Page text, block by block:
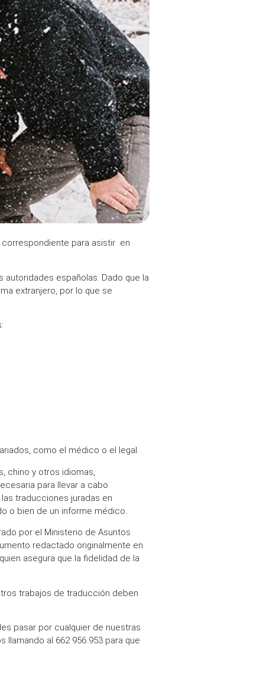
correspondiente para asistir en
españolas. Dado que la
extranjero, por lo que se
como el médico o el legal.
chino y otros idiomas,
para llevar a cabo
traducciones juradas en
o bien de un informe médico.
por el Ministerio de Asuntos
redactado originalmente en
asegura que la fidelidad de la
trabajos de traducción deben
pasar por cualquier de nuestras
al 662 956 953 para que